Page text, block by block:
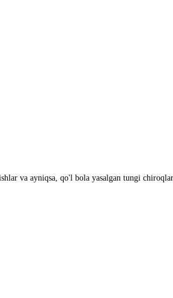
va ayniqsa, qo'l bola yasalgan tungi